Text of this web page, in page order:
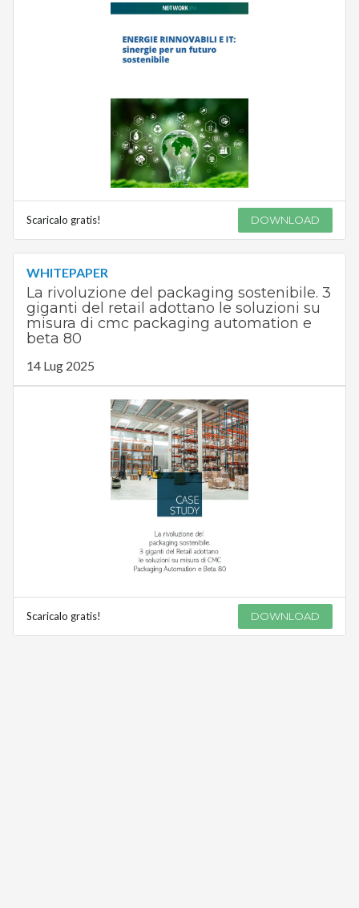
Scaricalo gratis! DOWNLOAD
WHITEPAPER
La rivoluzione del packaging sostenibile. 3
giganti del retail adottano le soluzioni su
misura di cmc packaging automation e
beta 80
14 Lug 2025
Scaricalo gratis! DOWNLOAD